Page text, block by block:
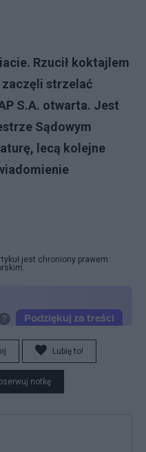
Rzucił koktajlem
strzelać
S.A. otwarta. Jest
Sądowym
lecą kolejne
jest chroniony prawem
Lubię to!
notkę